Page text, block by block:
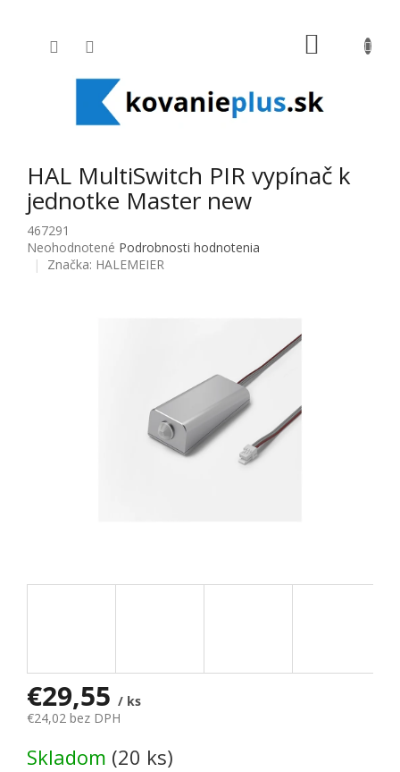
HAL MultiSwitch PIR vypínač k
jednotke Master new
467291
Priemerné hodnotenie produktu je 0,0 z 5 hviezdičiek.
Neohodnotené Podrobnosti hodnotenia
Značka: HALEMEIER
€29,55 / ks
€24,02 bez DPH
Skladom (20 ks)